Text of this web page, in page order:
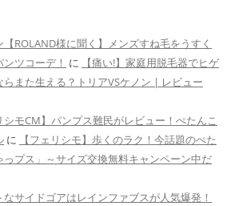
ROLAND様に聞く】メンズすね毛をうすく
ツコーデ！ に
【痛い!】家庭用脱毛器でヒゲ
また生える？トリアVSケノン | レビュー
シモCM】パンプス難民がレビュー！ぺたんこ
に
【フェリシモ】歩くのラク！今話題のぺた
プス」～サイズ交換無料キャンペーン中だ
サイドゴアはレインファブスが人気爆発！